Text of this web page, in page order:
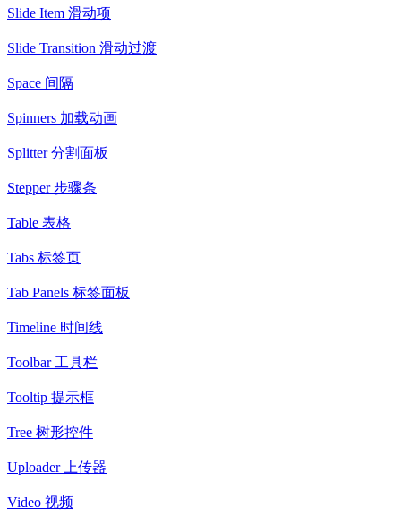
Slide Item 滑动项
Slide Transition 滑动过渡
Space 间隔
Spinners 加载动画
Splitter 分割面板
Stepper 步骤条
Table 表格
Tabs 标签页
Tab Panels 标签面板
Timeline 时间线
Toolbar 工具栏
Tooltip 提示框
Tree 树形控件
Uploader 上传器
Video 视频